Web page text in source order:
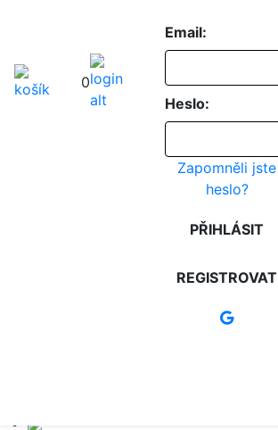
0
Email:
Heslo:
Zapomněli jste
heslo?
PŘIHLÁSIT
REGISTROVAT